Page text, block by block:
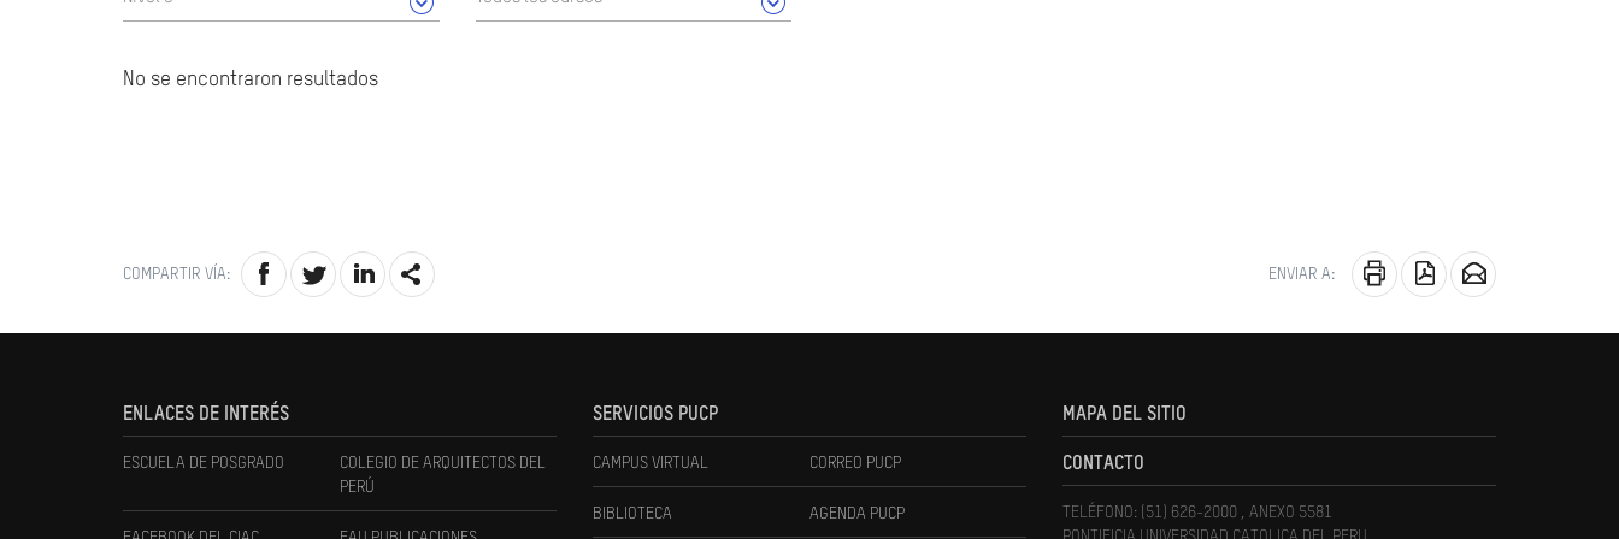
No se encontraron resultados
COMPARTIR VÍA: ENVIAR A:
ENLACES DE INTERÉS
ESCUELA DE POSGRADO
COLEGIO DE ARQUITECTOS DEL
PERÚ
SERVICIOS PUCP
CAMPUS VIRTUAL CORREO PUCP
BIBLIOTECA AGENDA PUCP
MAPA DEL SITIO
CONTACTO
TELÉFONO: (51) 626-2000 , ANEXO 5581